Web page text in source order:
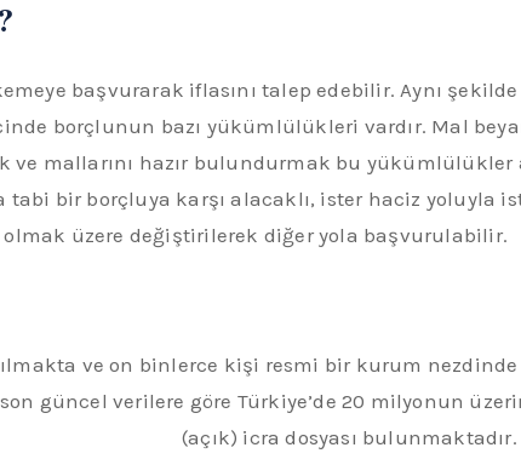
başvurarak iflasını talep edebilir. Aynı
borçlunun bazı yükümlülükleri vardır. Mal
mallarını hazır bulundurmak bu yükümlülükler
bir borçluya karşı alacaklı, ister haciz yoluyla
üzere değiştirilerek diğer yola başvurulabilir.
ve on binlerce kişi resmi bir kurum
güncel verilere göre Türkiye’de 20 milyonun
(açık) icra dosyası bulunmaktadır.